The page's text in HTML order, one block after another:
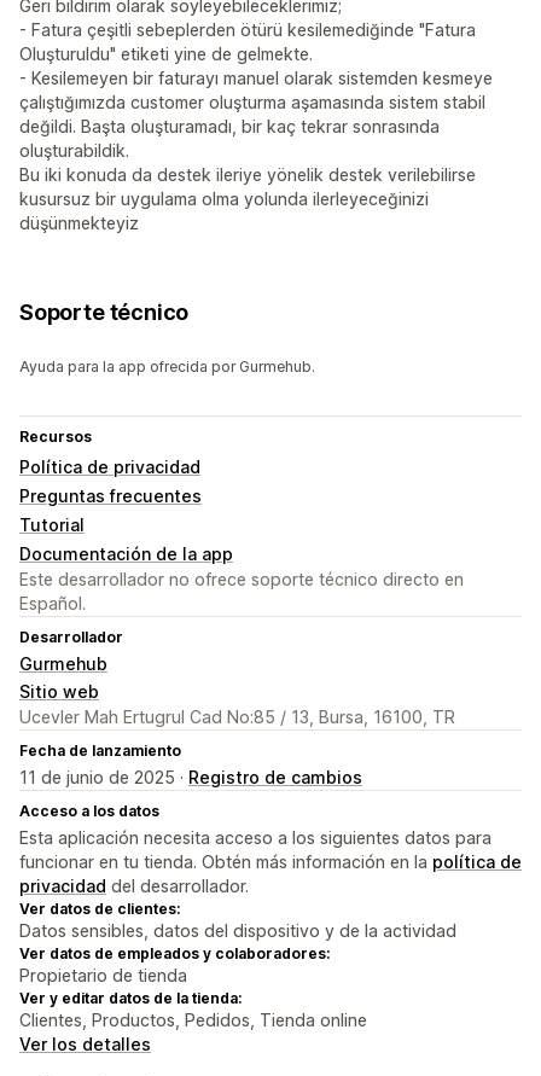
Geri bildirim olarak söyleyebileceklerimiz;
- Fatura çeşitli sebeplerden ötürü kesilemediğinde "Fatura
Oluşturuldu" etiketi yine de gelmekte.
- Kesilemeyen bir faturayı manuel olarak sistemden kesmeye
çalıştığımızda customer oluşturma aşamasında sistem stabil
değildi. Başta oluşturamadı, bir kaç tekrar sonrasında
oluşturabildik.
Bu iki konuda da destek ileriye yönelik destek verilebilirse
kusursuz bir uygulama olma yolunda ilerleyeceğinizi
düşünmekteyiz
Soporte técnico
Ayuda para la app ofrecida por Gurmehub.
Recursos
Política de privacidad
Preguntas frecuentes
Tutorial
Documentación de la app
Este desarrollador no ofrece soporte técnico directo en
Español.
Desarrollador
Gurmehub
Sitio web
Ucevler Mah Ertugrul Cad No:85 / 13, Bursa, 16100, TR
Fecha de lanzamiento
11 de junio de 2025 · Registro de cambios
Acceso a los datos
Esta aplicación necesita acceso a los siguientes datos para
funcionar en tu tienda. Obtén más información en la política de
privacidad del desarrollador.
Ver datos de clientes:
Datos sensibles, datos del dispositivo y de la actividad
Ver datos de empleados y colaboradores:
Propietario de tienda
Ver y editar datos de la tienda:
Clientes, Productos, Pedidos, Tienda online
Ver los detalles